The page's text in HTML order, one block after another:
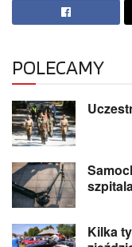
POLECAMY
Kilka